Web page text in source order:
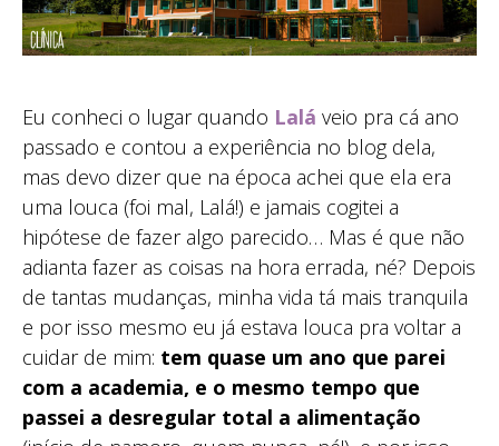
Eu conheci o lugar quando Lalá veio pra cá ano
passado e contou a experiência no blog dela,
mas devo dizer que na época achei que ela era
uma louca (foi mal, Lalá!) e jamais cogitei a
hipótese de fazer algo parecido… Mas é que não
adianta fazer as coisas na hora errada, né? Depois
de tantas mudanças, minha vida tá mais tranquila
e por isso mesmo eu já estava louca pra voltar a
cuidar de mim: tem quase um ano que parei
com a academia, e o mesmo tempo que
passei a desregular total a alimentação